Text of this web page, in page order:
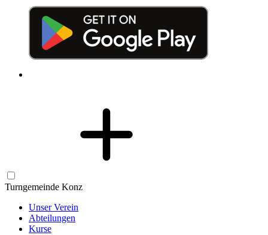
Turngemeinde Konz
Unser Verein
Abteilungen
Kurse